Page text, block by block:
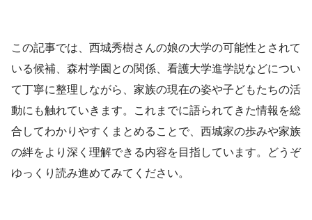
この記事では、西城秀樹さんの娘の大学の可能性とされて
いる候補、森村学園との関係、看護大学進学説などについ
て丁寧に整理しながら、家族の現在の姿や子どもたちの活
動にも触れていきます。これまでに語られてきた情報を総
合してわかりやすくまとめることで、西城家の歩みや家族
の絆をより深く理解できる内容を目指しています。どうぞ
ゆっくり読み進めてみてください。